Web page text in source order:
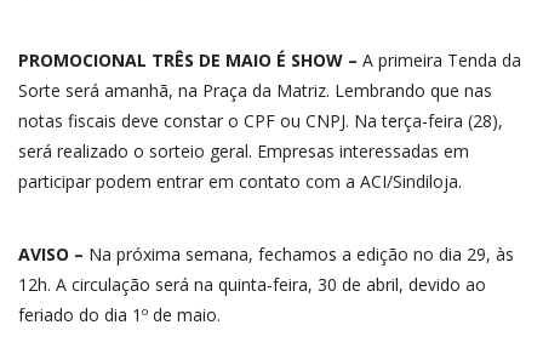
PROMOCIONAL TRÊS DE MAIO É SHOW – A primeira Tenda da
Sorte será amanhã, na Praça da Matriz. Lembrando que nas
notas fiscais deve constar o CPF ou CNPJ. Na terça-feira (28),
será realizado o sorteio geral. Empresas interessadas em
participar podem entrar em contato com a ACI/Sindiloja.
AVISO – Na próxima semana, fechamos a edição no dia 29, às
12h. A circulação será na quinta-feira, 30 de abril, devido ao
feriado do dia 1º de maio.